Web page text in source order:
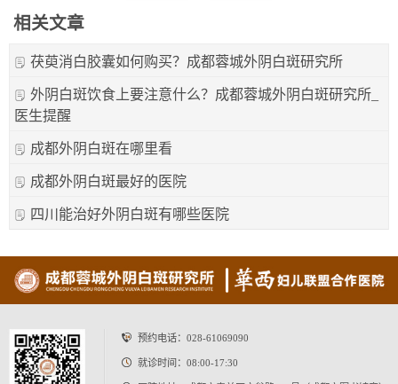
相关文章
茯萸消白胶囊如何购买？成都蓉城外阴白斑研究所
外阴白斑饮食上要注意什么？成都蓉城外阴白斑研究所_
医生提醒
成都外阴白斑在哪里看
成都外阴白斑最好的医院
四川能治好外阴白斑有哪些医院
预约电话： 028-61069090
就诊时间：08:00-17:30